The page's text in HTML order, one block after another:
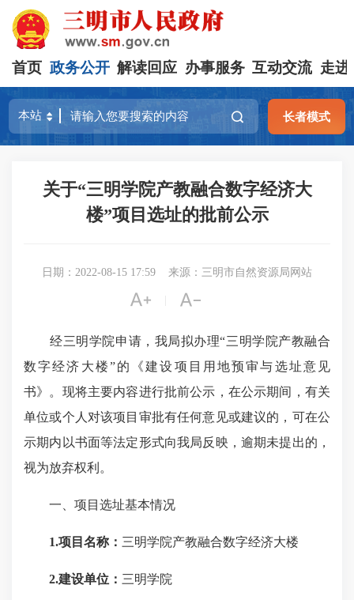
首页 政务公开 解读回应 办事服务 互动交流 走进
长者模式
关于“三明学院产教融合数字经济大
楼”项目选址的批前公示
日期：2022-08-15 17:59 来源：三明市自然资源局网站
 
经三明学院申请，我局拟办理“三明学院产教融合
数字经济大楼”的《建设项目用地预审与选址意见
书》。现将主要内容进行批前公示，在公示期间，有关
单位或个人对该项目审批有任何意见或建议的，可在公
示期内以书面等法定形式向我局反映，逾期未提出的，
视为放弃权利。
一、项目选址基本情况
1.项目名称： 三明学院产教融合数字经济大楼
2.建设单位： 三明学院